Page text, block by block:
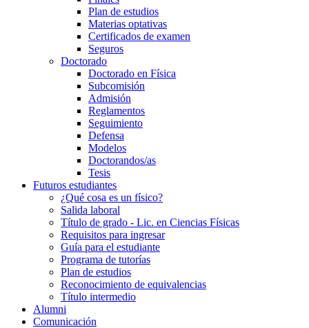
Plan de estudios
Materias optativas
Certificados de examen
Seguros
Doctorado
Doctorado en Física
Subcomisión
Admisión
Reglamentos
Seguimiento
Defensa
Modelos
Doctorandos/as
Tesis
Futuros estudiantes
¿Qué cosa es un físico?
Salida laboral
Título de grado - Lic. en Ciencias Físicas
Requisitos para ingresar
Guía para el estudiante
Programa de tutorías
Plan de estudios
Reconocimiento de equivalencias
Título intermedio
Alumni
Comunicación